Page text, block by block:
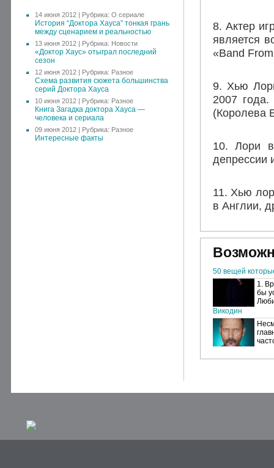
14 июня 2012 | Рубрика: О сериале
История “Доктора Хауса” тонкая грань
между сценарием и реальностью
13 июня 2012 | Рубрика: Новости
«Доктор Хаус» отыграл последний
сезон
12 июня 2012 | Рубрика: Разное
Схема развития сюжета большинства
серий Доктора Хауса
10 июня 2012 | Рубрика: Разное
Книга Загадка доктора Хауса —
человека и сериала
09 июня 2012 | Рубрика: Разное
Интересные факты
8. Актер
является
«Band
9. Хью
2007
(Королева
10. Лори
депрессии
11. Хью
в Англии,
50 вещей
1.
бы
Викодин